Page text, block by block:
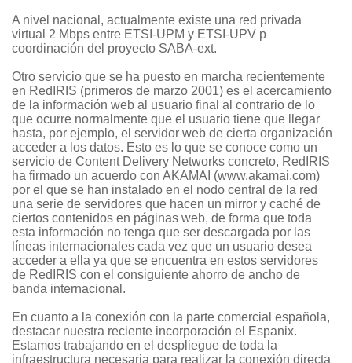
A nivel nacional, actualmente existe una red privada
virtual 2 Mbps entre ETSI-UPM y ETSI-UPV p
coordinación del proyecto SABA-ext.
Otro servicio que se ha puesto en marcha recientemente
en RedIRIS (primeros de marzo 2001) es el acercamiento
de la información web al usuario final ­al contrario de lo
que ocurre normalmente que el usuario tiene que llegar
hasta, por ejemplo, el servidor web de cierta organización
acceder a los datos. Esto es lo que se conoce como un
servicio de Content Delivery Networks concreto, RedIRIS
ha firmado un acuerdo con AKAMAI (www.akamai.com)
por el que se han instalado en el nodo central de la red
una serie de servidores que hacen un mirror y caché de
ciertos contenidos en páginas web, de forma que toda
esta información no tenga que ser descargada por las
líneas internacionales cada vez que un usuario desea
acceder a ella ya que se encuentra en estos servidores
de RedIRIS con el consiguiente ahorro de ancho de
banda internacional.
En cuanto a la conexión con la parte comercial española,
destacar nuestra reciente incorporación el Espanix.
Estamos trabajando en el despliegue de toda la
infraestructura necesaria para realizar la conexión directa